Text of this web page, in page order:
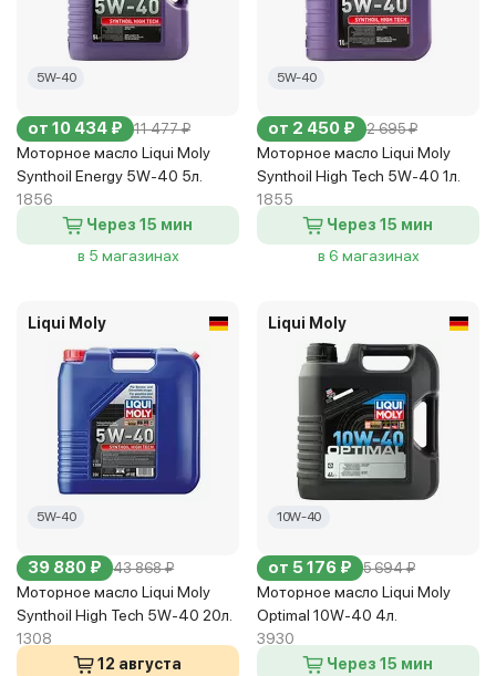
5W-40
от 10 434 ₽ 11 477 ₽
Моторное масло Liqui Moly
Synthoil Energy 5W-40 5л.
1856
Через 15 мин
в 5 магазинах
5W-40
от 2 450 ₽ 2 695 ₽
Моторное масло Liqui Moly
Synthoil High Tech 5W-40 1л.
1855
Через 15 мин
в 6 магазинах
Liqui Moly
5W-40
39 880 ₽ 43 868 ₽
Моторное масло Liqui Moly
Synthoil High Tech 5W-40 20л.
1308
12 августа
Liqui Moly
10W-40
от 5 176 ₽ 5 694 ₽
Моторное масло Liqui Moly
Optimal 10W-40 4л.
3930
Через 15 мин